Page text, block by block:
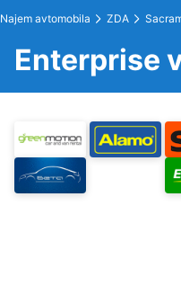
Najem avtomobila ZDA
Enterprise